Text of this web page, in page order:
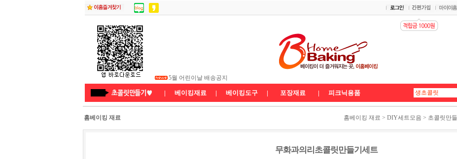
5월 어린이날 배송공지
| 베이킹재료 | 베이킹도구 | 포장재료 | 피크닉용품
홈베이킹 재료 홈베이킹 재료 > DIY세트모음 > 초콜릿만들
무화과의리초콜릿만들기세트